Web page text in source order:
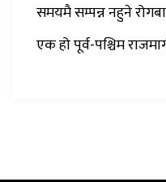
समयमै सम्पन्न नहुने
एक हो पूर्व-पश्चिम